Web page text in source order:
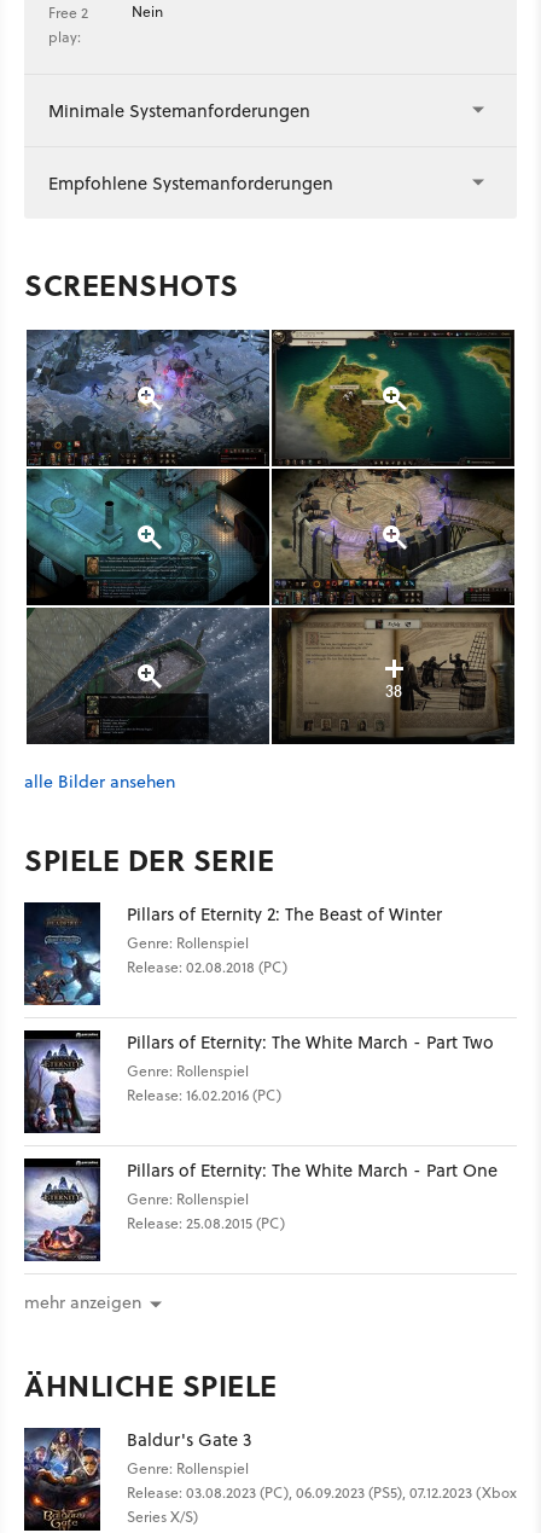
Free 2
play:
Nein
Minimale Systemanforderungen
Empfohlene Systemanforderungen
SCREENSHOTS
38
alle Bilder ansehen
SPIELE DER SERIE
Pillars of Eternity 2: The Beast of Winter
Genre: Rollenspiel
Release: 02.08.2018 (PC)
Pillars of Eternity: The White March - Part Two
Genre: Rollenspiel
Release: 16.02.2016 (PC)
Pillars of Eternity: The White March - Part One
Genre: Rollenspiel
Release: 25.08.2015 (PC)
mehr anzeigen
ÄHNLICHE SPIELE
Baldur's Gate 3
Genre: Rollenspiel
Release: 03.08.2023 (PC), 06.09.2023 (PS5), 07.12.2023 (Xbox
Series X/S)